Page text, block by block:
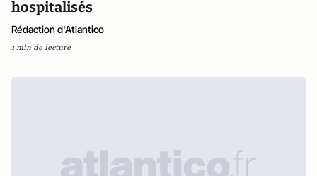
hospitalisés
Rédaction d'Atlantico
1 min de lecture